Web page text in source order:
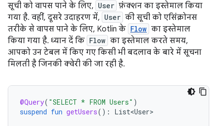
सूची को वापस पाने के लिए, User फ़ंक्शन का इस्तेमाल किया
गया है. वहीं, दूसरे उदाहरण में, User की सूची को एसिंक्रोनस
तरीके से वापस पाने के लिए, Kotlin के Flow का इस्तेमाल
किया गया है. ध्यान दें कि Flow का इस्तेमाल करते समय,
आपको उन टेबल में किए गए किसी भी बदलाव के बारे में सूचना
मिलती है जिनकी क्वेरी की जा रही है.
@Query( "SELECT * FROM Users" )
suspend fun getUsers(): List<User>